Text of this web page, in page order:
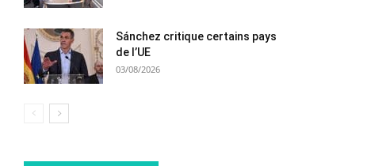
Sánchez critique certains pays
de l’UE
03/08/2026